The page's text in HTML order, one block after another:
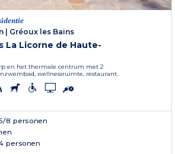
Gréoux les Bains
La Licorne de Haute-
en het thermale centrum met 2
wellnessruimte, restaurant.
8 personen
personen